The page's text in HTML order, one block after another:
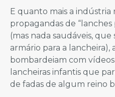
E quanto mais a indústria
propagandas de “lanches
(mas nada saudáveis, que
armário para a lancheira),
bombardeiam com
lancheiras infantis que
de fadas de algum reino